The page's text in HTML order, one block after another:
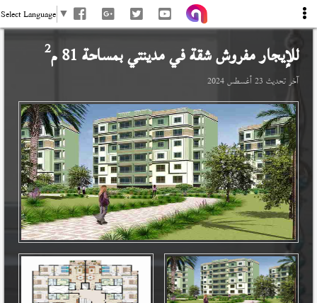
Select Language ▼
للإيجار مفروش شقة فيمدينتيبمساحة 81 م 2
آخر تحديث 23 أغسطس 2024